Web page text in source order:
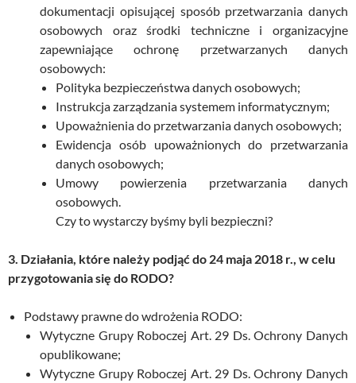
dokumentacji opisującej sposób przetwarzania danych
osobowych oraz środki techniczne i organizacyjne
zapewniające ochronę przetwarzanych danych
osobowych:
Polityka bezpieczeństwa danych osobowych;
Instrukcja zarządzania systemem informatycznym;
Upoważnienia do przetwarzania danych osobowych;
Ewidencja osób upoważnionych do przetwarzania
danych osobowych;
Umowy powierzenia przetwarzania danych
osobowych.
Czy to wystarczy byśmy byli bezpieczni?
3. Działania, które należy podjąć do 24 maja 2018 r., w celu
przygotowania się do RODO?
Podstawy prawne do wdrożenia RODO:
Wytyczne Grupy Roboczej Art. 29 Ds. Ochrony Danych
opublikowane;
Wytyczne Grupy Roboczej Art. 29 Ds. Ochrony Danych